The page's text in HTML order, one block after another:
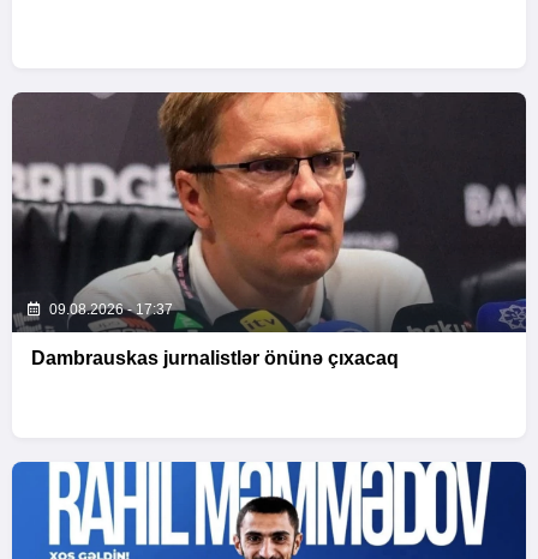
09.08.2026 - 17:37
Dambrauskas jurnalistlər önünə çıxacaq